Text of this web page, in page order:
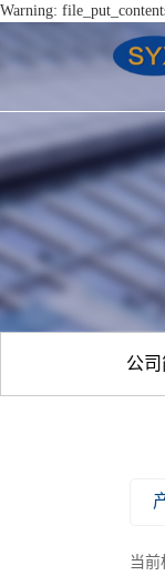
Warning:
公
当前